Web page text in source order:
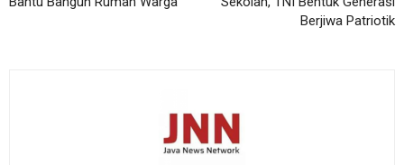
Berjiwa Patriotik